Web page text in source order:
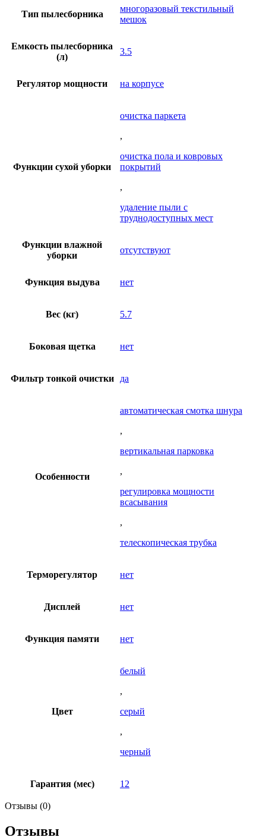
Тип пылесборника
многоразовый текстильный
мешок
Емкость пылесборника
(л)
3.5
Регулятор мощности на корпусе
Функции сухой уборки
очистка паркета
,
очистка пола и ковровых
покрытий
,
удаление пыли с
труднодоступных мест
Функции влажной
уборки
отсутствуют
Функция выдува нет
Вес (кг) 5.7
Боковая щетка нет
Фильтр тонкой очистки да
Особенности
автоматическая смотка шнура
,
вертикальная парковка
,
регулировка мощности
всасывания
,
телескопическая трубка
Терморегулятор нет
Дисплей нет
Функция памяти нет
Цвет
белый
,
серый
,
черный
Гарантия (мес) 12
Отзывы (0)
Отзывы